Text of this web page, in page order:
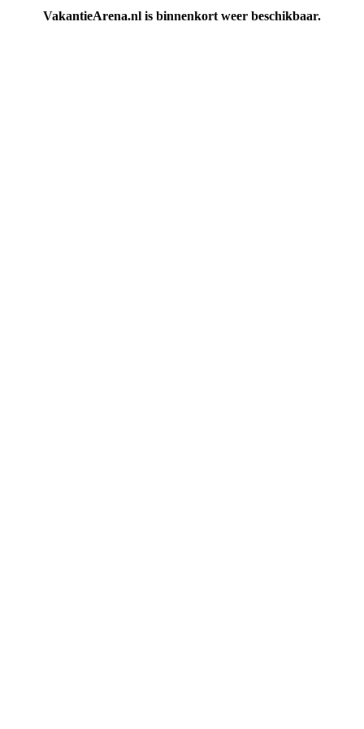
VakantieArena.nl is binnenkort weer beschikbaar.